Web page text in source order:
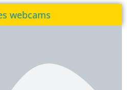
webcams